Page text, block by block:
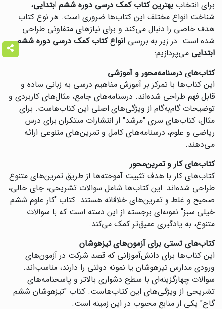
برای انتخاب بهترین کتاب کمک درسی دوره ششم ابتدایی،
شناخت انواع مختلف این کتاب‌ها ضروری است. هر نوع کتاب
هدف خاصی را دنبال می‌کند و برای نیازهای متفاوتی طراحی
شده است. در زیر به بررسی انواع کتاب کمک درسی دوره ششم
ابتدایی می‌پردازیم:
کتاب‌های درسنامه‌محور و آموزشی
این کتاب‌ها با تمرکز بر آموزش مفاهیم درسی به زبانی ساده و
قابل فهم طراحی شده‌اند. درسنامه‌های جامع، مثال‌های کاربردی و
توضیحات گام‌به‌گام از ویژگی‌های اصلی این کتاب‌هاست. برای
مثال، کتاب‌های سری "مرشد" از انتشارات مبتکران برای درس
ریاضی و علوم، درسنامه‌های کامل و تمرین‌های متنوعی ارائه
می‌دهند.
کتاب‌های کار و تمرین‌محور
کتاب‌های کار با هدف تثبیت آموخته‌ها از طریق تمرین‌های متنوع
طراحی شده‌اند. این کتاب‌ها شامل سوالات تشریحی، جای خالی،
صحیح و غلط و تمرین‌های خلاقانه هستند. کتاب "کار علوم ششم
خیلی سبز" نمونه‌ای برجسته از این دسته است که با سوالات
متنوع، به یادگیری عمیق‌تر کمک می‌کند.
کتاب‌های تستی برای آزمون‌های تیزهوشان
این کتاب‌ها برای دانش‌آموزانی که قصد شرکت در آزمون‌های
ورودی مدارس تیزهوشان یا نمونه دولتی را دارند، مناسب‌اند.
سوالات چهارگزینه‌ای با سطح دشواری بالاتر و پاسخنامه‌های
تشریحی از ویژگی‌های این کتاب‌هاست. کتاب "تیزهوشان ششم
گاج" یکی از منابع محبوب در این زمینه است.